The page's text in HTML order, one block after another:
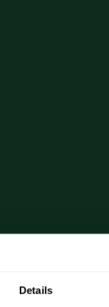
Details